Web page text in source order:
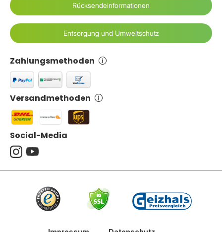
Zahlungsmethoden
Versandmethoden
Rücksendeinformationen
Entsorgung und Umweltschutz
Social-Media